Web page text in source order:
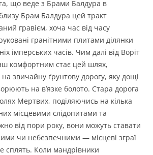
що веде з Брами Балдура в
Брам Балдура цей тракт
гравієм, хоча час від часу
гранітними плитами ділянки
імперських часів. Чим далі від Воріт
комфортним стає цей шлях,
звичайну ґрунтову дорогу, яку дощі
на в’язке болото. Стара дорога
Мертвих, поділяючись на кілька
місцевими слідопитами та
від пори року, вони можуть ставати
чи небезпечними — місцеві зграї
сплять. Коли мандрівники